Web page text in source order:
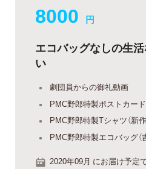
8000 円
エコバッグなしの生
い
劇団員からの御礼動画
PMC野郎特製ポストカード
PMC野郎特製Tシャツ（新作
PMC野郎特製エコバッグ（
2020年09月 にお届け予定で